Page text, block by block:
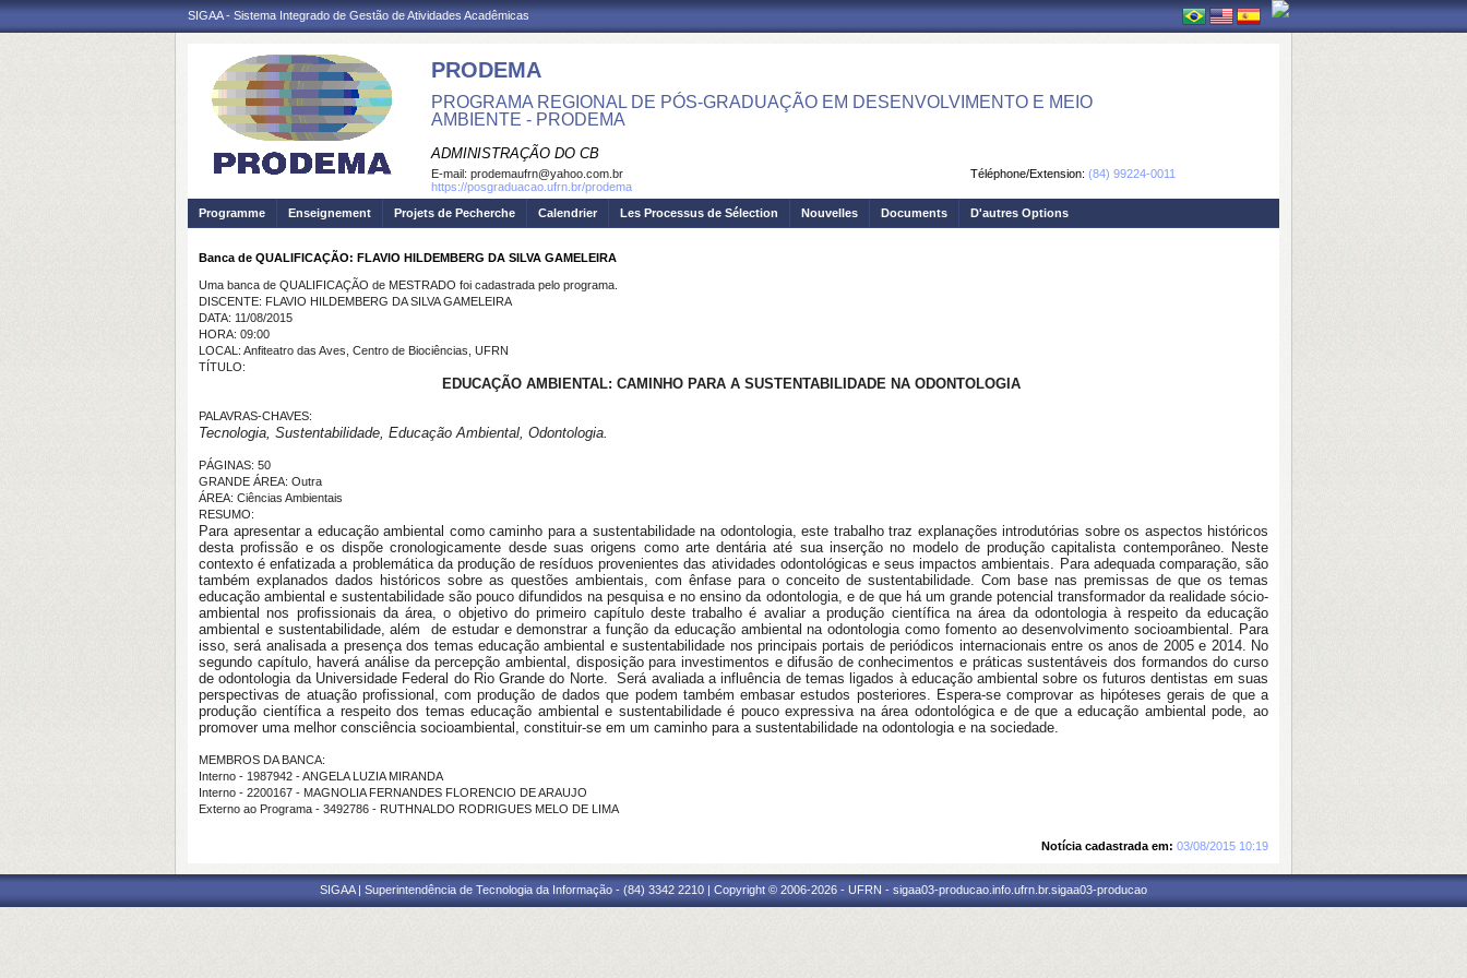
SIGAA - Sistema Integrado de Gestão de Atividades Acadêmicas
PRODEMA
PROGRAMA REGIONAL DE PÓS-GRADUAÇÃO EM DESENVOLVIMENTO E MEIO
AMBIENTE - PRODEMA
ADMINISTRAÇÃO DO CB
Téléphone/Extension: (84) 99224-0011
E-mail: prodemaufrn@yahoo.com.br
https://posgraduacao.ufrn.br/prodema
Programme
Enseignement Projets de Pecherche Calendrier Les Processus de Sélection Nouvelles Documents D'autres Options
Banca de QUALIFICAÇÃO: FLAVIO HILDEMBERG DA SILVA GAMELEIRA
Uma banca de QUALIFICAÇÃO de MESTRADO foi cadastrada pelo programa.
DISCENTE: FLAVIO HILDEMBERG DA SILVA GAMELEIRA
DATA: 11/08/2015
HORA: 09:00
LOCAL: Anfiteatro das Aves, Centro de Biociências, UFRN
TÍTULO:
EDUCAÇÃO AMBIENTAL: CAMINHO PARA A SUSTENTABILIDADE NA ODONTOLOGIA
PALAVRAS-CHAVES:
Tecnologia, Sustentabilidade, Educação Ambiental, Odontologia.
PÁGINAS: 50
GRANDE ÁREA: Outra
ÁREA: Ciências Ambientais
RESUMO:
Para apresentar a educação ambiental como caminho para a sustentabilidade na odontologia, este trabalho traz explanações introdutórias sobre os aspectos históricos
desta profissão e os dispõe cronologicamente desde suas origens como arte dentária até sua inserção no modelo de produção capitalista contemporâneo. Neste
contexto é enfatizada a problemática da produção de resíduos provenientes das atividades odontológicas e seus impactos ambientais. Para adequada comparação, são
também explanados dados históricos sobre as questões ambientais, com ênfase para o conceito de sustentabilidade. Com base nas premissas de que os temas
educação ambiental e sustentabilidade são pouco difundidos na pesquisa e no ensino da odontologia, e de que há um grande potencial transformador da realidade sócio-
ambiental nos profissionais da área, o objetivo do primeiro capítulo deste trabalho é avaliar a produção científica na área da odontologia à respeito da educação
ambiental e sustentabilidade, além de estudar e demonstrar a função da educação ambiental na odontologia como fomento ao desenvolvimento socioambiental. Para
isso, será analisada a presença dos temas educação ambiental e sustentabilidade nos principais portais de periódicos internacionais entre os anos de 2005 e 2014. No
segundo capítulo, haverá análise da percepção ambiental, disposição para investimentos e difusão de conhecimentos e práticas sustentáveis dos formandos do curso
de odontologia da Universidade Federal do Rio Grande do Norte. Será avaliada a influência de temas ligados à educação ambiental sobre os futuros dentistas em suas
perspectivas de atuação profissional, com produção de dados que podem também embasar estudos posteriores. Espera-se comprovar as hipóteses gerais de que a
produção científica a respeito dos temas educação ambiental e sustentabilidade é pouco expressiva na área odontológica e de que a educação ambiental pode, ao
promover uma melhor consciência socioambiental, constituir-se em um caminho para a sustentabilidade na odontologia e na sociedade.
MEMBROS DA BANCA:
Interno - 1987942 - ANGELA LUZIA MIRANDA
Interno - 2200167 - MAGNOLIA FERNANDES FLORENCIO DE ARAUJO
Externo ao Programa - 3492786 - RUTHNALDO RODRIGUES MELO DE LIMA
Notícia cadastrada em: 03/08/2015 10:19
SIGAA | Superintendência de Tecnologia da Informação - (84) 3342 2210 | Copyright © 2006-2026 - UFRN - sigaa03-producao.info.ufrn.br.sigaa03-producao